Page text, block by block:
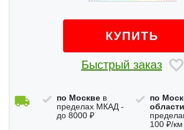
КУПИТЬ
Быстрый заказ
по Москве в
пределах МКАД -
до 8000 ₽
по
области
100 ₽/км